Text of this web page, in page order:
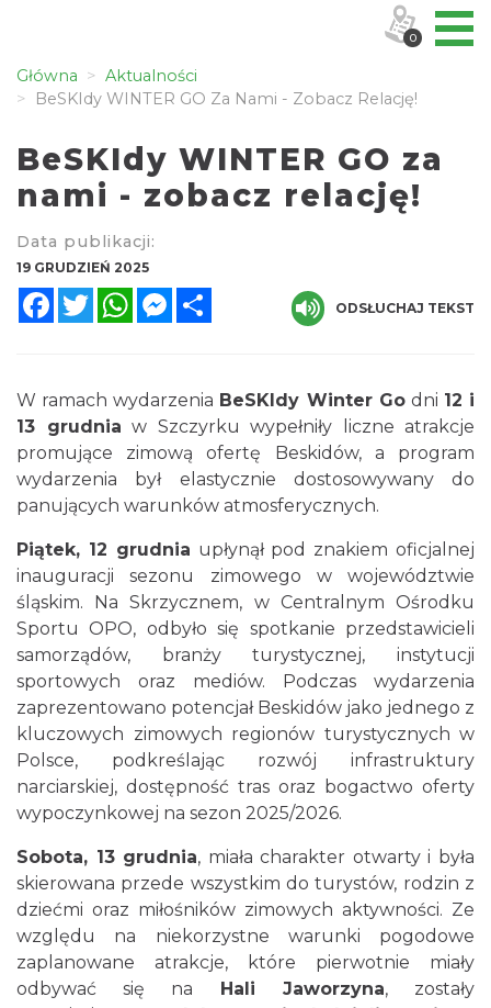
Główna
Aktualności
BeSKIdy WINTER GO Za Nami - Zobacz Relację!
BeSKIdy WINTER GO za
nami - zobacz relację!
Data publikacji:
19 GRUDZIEŃ 2025
FacebookTwitterWhatsAppMessenger
ODSŁUCHAJ TEKST
W ramach wydarzenia BeSKIdy Winter Godni 12 i
13 grudnia w Szczyrku wypełniły liczne atrakcje
promujące zimową ofertę Beskidów, a program
wydarzenia był elastycznie dostosowywany do
panujących warunków atmosferycznych.
Piątek, 12 grudnia upłynął pod znakiem oficjalnej
inauguracji sezonu zimowego w województwie
śląskim. Na Skrzycznem, w Centralnym Ośrodku
Sportu OPO, odbyło się spotkanie przedstawicieli
samorządów, branży turystycznej, instytucji
sportowych oraz mediów. Podczas wydarzenia
zaprezentowano potencjał Beskidów jako jednego z
kluczowych zimowych regionów turystycznych w
Polsce, podkreślając rozwój infrastruktury
narciarskiej, dostępność tras oraz bogactwo oferty
wypoczynkowej na sezon 2025/2026.
Sobota, 13 grudnia, miała charakter otwarty i była
skierowana przede wszystkim do turystów, rodzin z
dziećmi oraz miłośników zimowych aktywności. Ze
względu na niekorzystne warunki pogodowe
zaplanowane atrakcje, które pierwotnie miały
odbywać się na Hali Jaworzyna, zostały
0